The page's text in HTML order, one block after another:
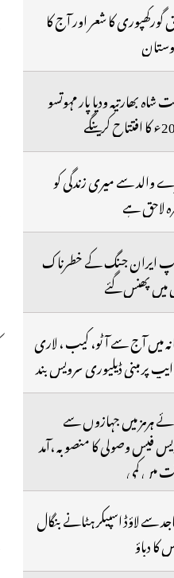
گورکھپوری کا شعر اور آج کا
شاہ بھارتیہ ودیا پار مہوتسو
والد سے میری زندگی کو
لاحق ہے
ایران جنگ کے خطرناک
پھنس گئے
میں آج سے آٹو، کیب ، لاری
پر مبنی ڈیلیوری سرویس بند
ہرمز میں جہازوں سے
فیس وصولی کا منصوبہ ،آمد
میں کمی
سے لاؤڈ اسپیکر ہٹانے بنگال
کا دباؤ